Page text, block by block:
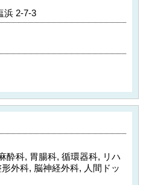
浜 2-7-3
酔科, 胃腸科, 循環器科, リハ
外科, 脳神経外科, 人間ドッ